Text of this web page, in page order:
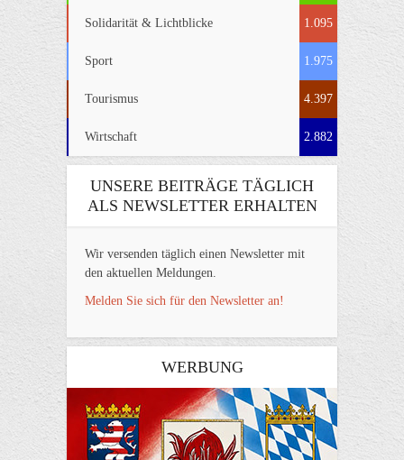
Solidarität & Lichtblicke 1.095
Sport 1.975
Tourismus 4.397
Wirtschaft 2.882
UNSERE BEITRÄGE TÄGLICH
ALS NEWSLETTER ERHALTEN
Wir versenden täglich einen Newsletter mit
den aktuellen Meldungen.
Melden Sie sich für den Newsletter an!
WERBUNG